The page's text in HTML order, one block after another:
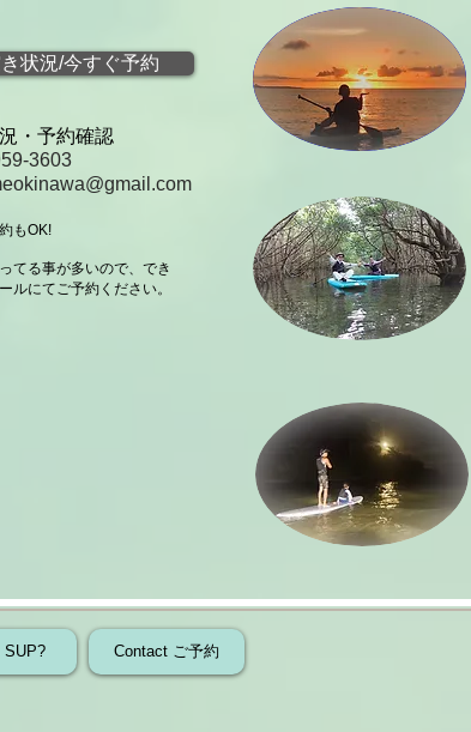
状況/今すぐ予約
・予約確認
3603
もOK!
てる事が多いので、でき
ルにてご予約ください。
SUP? Contact ご予約